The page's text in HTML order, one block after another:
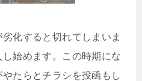
化すると切れてしまいま
始めます。この時期にな
たらとチラシを投函もし